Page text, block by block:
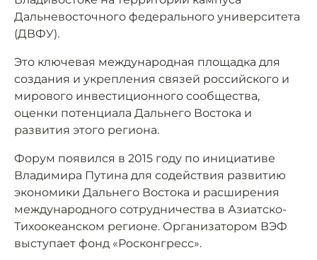
Дальневосточного федерального университета
(ДВФУ).
Это ключевая международная площадка для
создания и укрепления связей российского и
мирового инвестиционного сообщества,
оценки потенциала Дальнего Востока и
развития этого региона.
Форум появился в 2015 году по инициативе
Владимира Путина для содействия развитию
экономики Дальнего Востока и расширения
международного сотрудничества в Азиатско-
Тихоокеанском регионе. Организатором ВЭФ
выступает фонд «Росконгресс».